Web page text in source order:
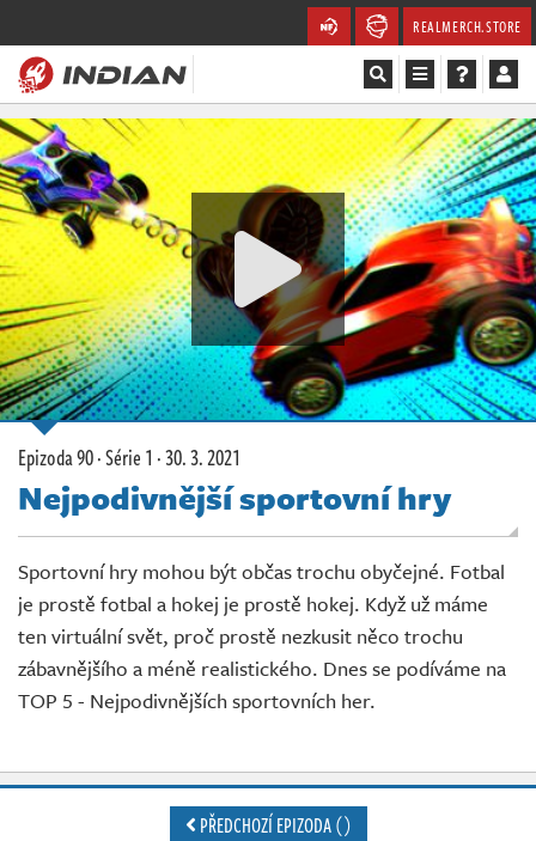
REALMERCH.STORE
Magazín
Recenze
Videa
Soutěže
Databáze
Komunita
Redakce
Živě
Epizoda 90 · Série 1 ·30. 3. 2021
Nejpodivnější sportovní hry
Sportovní hry mohou být občas trochu obyčejné. Fotbal
je prostě fotbal a hokej je prostě hokej. Když už máme
ten virtuální svět, proč prostě nezkusit něco trochu
zábavnějšího a méně realistického. Dnes se podíváme na
TOP 5 - Nejpodivnějších sportovních her.
PŘEDCHOZÍ EPIZODA ()